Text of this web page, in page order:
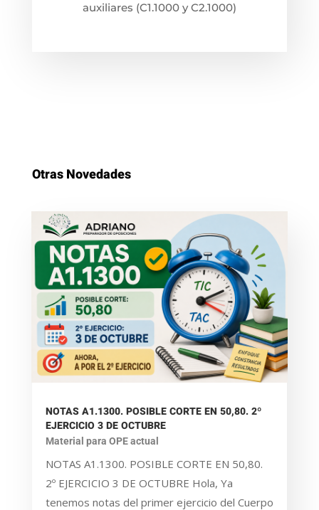
auxiliares (C1.1000 y C2.1000)
Otras Novedades
NOTAS A1.1300. POSIBLE CORTE EN 50,80. 2º
EJERCICIO 3 DE OCTUBRE
Material para OPE actual
NOTAS A1.1300. POSIBLE CORTE EN 50,80.
2º EJERCICIO 3 DE OCTUBRE Hola, Ya
tenemos notas del primer ejercicio del Cuerpo